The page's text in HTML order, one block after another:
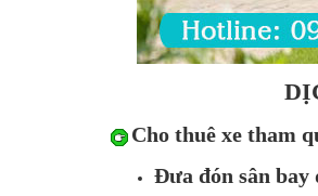
Cho thuê xe tham
Đưa đón sân bay